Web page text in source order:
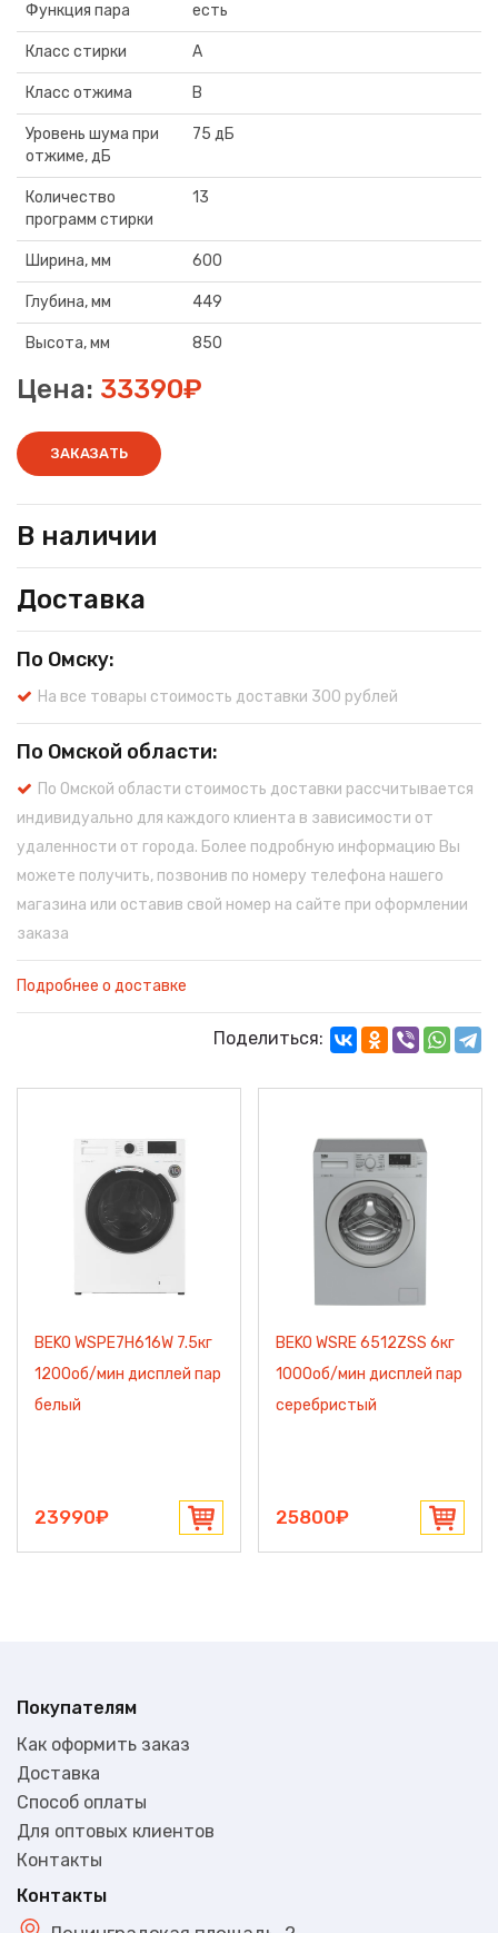
Функция пара есть
Класс стирки А
Класс отжима В
Уровень шума при
отжиме, дБ
75 дБ
Количество
программ стирки
13
Ширина, мм 600
Глубина, мм 449
Высота, мм 850
Цена: 33390₽
ЗАКАЗАТЬ
В наличии
Доставка
По Омску:
На все товары стоимость доставки 300 рублей
По Омской области:
По Омской области стоимость доставки рассчитывается
индивидуально для каждого клиента в зависимости от
удаленности от города. Более подробную информацию Вы
можете получить, позвонив по номеру телефона нашего
магазина или оставив свой номер на сайте при оформлении
заказа
Подробнее о доставке
Поделиться:
BEKO WSPE7H616W 7.5кг
1200об/мин дисплей пар
белый
23990₽
BEKO WSRE 6512ZSS 6кг
1000об/мин дисплей пар
серебристый
25800₽
Покупателям
Как оформить заказ
Доставка
Способ оплаты
Для оптовых клиентов
Контакты
Контакты